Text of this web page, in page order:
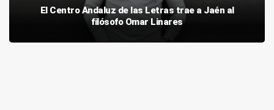
El Centro Andaluz de las Letras trae a Jaén al
filósofo Omar Linares